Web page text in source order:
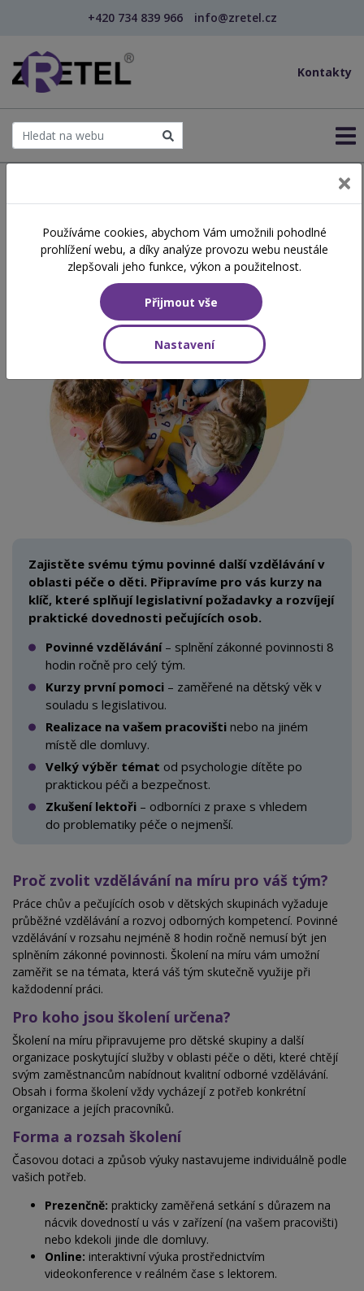
+420 734 839 966 info@zretel.cz
Kontakty
Školení pro chůvy na míru
Zajistěte svému týmu povinné další vzdělávání v
oblasti péče o děti. Připravíme pro vás kurzy na
klíč, které splňují legislativní požadavky a rozvíjejí
praktické dovednosti pečujících osob.
Povinné vzdělávání– splnění zákonné povinnosti 8
hodin ročně pro celý tým.
Kurzy první pomoci – zaměřené na dětský věk v
souladu s legislativou.
Realizace na vašem pracovišti nebo na jiném
místě dle domluvy.
Velký výběr témat od psychologie dítěte po
praktickou péči a bezpečnost.
Zkušení lektoři – odborníci z praxe s vhledem
do problematiky péče o nejmenší.
Proč zvolit vzdělávání na míru pro váš tým?
Práce chův a pečujících osob v dětských skupinách vyžaduje
průběžné vzdělávání a rozvoj odborných kompetencí. Povinné
vzdělávání v rozsahu nejméně 8 hodin ročně nemusí být jen
splněním zákonné povinnosti. Školení na míru vám umožní
zaměřit se na témata, která váš tým skutečně využije při
každodenní práci.
Pro koho jsou školení určena?
Školení na míru připravujeme pro dětské skupiny a další
organizace poskytující služby v oblasti péče o děti, které chtějí
svým zaměstnancům nabídnout kvalitní odborné vzdělávání.
Obsah i forma školení vždy vycházejí z potřeb konkrétní
organizace a jejích pracovníků.
Forma a rozsah školení
Časovou dotaci a způsob výuky nastavujeme individuálně podle
vašich potřeb.
Prezenčně: prakticky zaměřená setkání s důrazem na
nácvik dovedností u vás v zařízení (na vašem pracovišti)
nebo kdekoli jinde dle domluvy.
Online: interaktivní výuka prostřednictvím
videokonference v reálném čase s lektorem.
Používáme cookies, abychom Vám umožnili pohodlné
prohlížení webu, a díky analýze provozu webu neustále
zlepšovali jeho funkce, výkon a použitelnost.
Přijmout vše
Nastavení